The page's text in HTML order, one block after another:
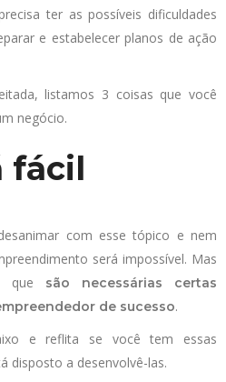
ter as possíveis dificuldades
e estabelecer planos de ação
listamos 3 coisas que você
negócio.
fácil
com esse tópico e nem
será impossível. Mas
que são necessárias certas
de sucesso.
e reflita se você tem essas
disposto a desenvolvê-las.